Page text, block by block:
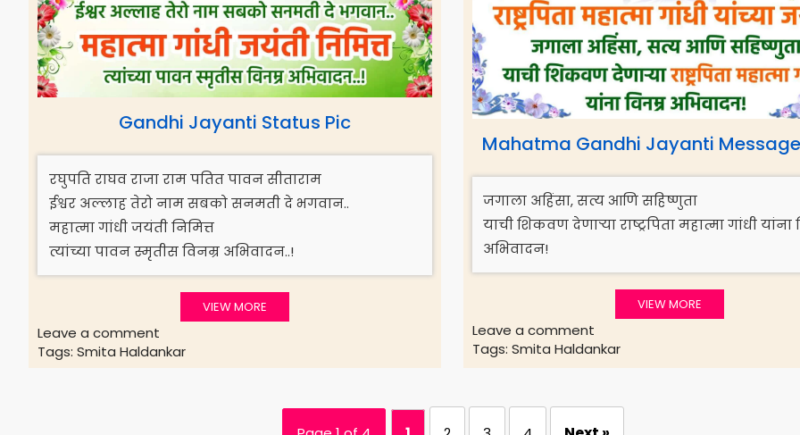
Gandhi Jayanti Status Pic
रघुपति राघव राजा राम पतित पावन सीताराम
ईश्वर अल्लाह तेरो नाम सबको सनमती दे भगवान..
महात्मा गांधी जयंती निमित्त
त्यांच्या पावन स्मृतीस विनम्र अभिवादन..!
VIEW MORE
Leave a comment
Tags:Smita Haldankar
Mahatma Gandhi Jayanti
जगाला अहिंसा, सत्य आणि सहिष्णुता
याची शिकवण देणाऱ्या राष्ट्रपिता महात्मा गांधी यांना
अभिवादन!
VIEW MORE
Leave a comment
Tags: Smita Haldankar